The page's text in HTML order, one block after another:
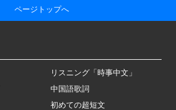
ページトップへ
リスニング「時事中文」
中国語歌詞
初めての超短文